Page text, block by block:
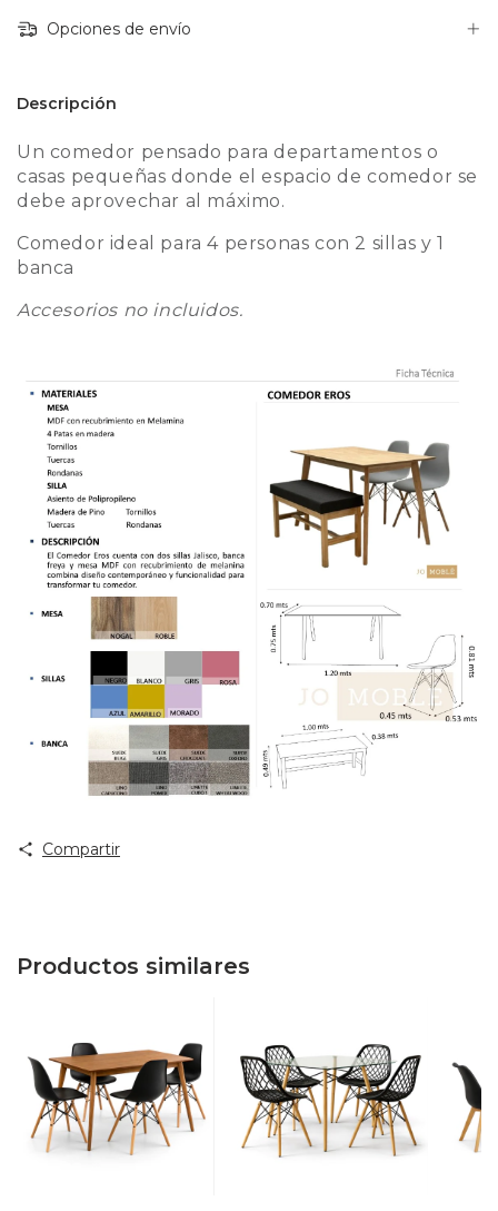
Opciones de envío
Descripción
Un comedor pensado para departamentos o
casas pequeñas donde el espacio de comedor se
debe aprovechar al máximo.
Comedor ideal para 4 personas con 2 sillas y 1
banca
Accesorios no incluidos.
Compartir
Productos similares